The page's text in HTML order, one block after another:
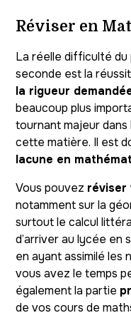
Réviser en
La réelle difficulté du
seconde est la
la rigueur
beaucoup plus
tournant majeur
cette matière. Il est
lacune en
Vous pouvez réviser
notamment sur la
surtout le calcul
d’arriver au lycée
en ayant assimilé les
vous avez le temps
également la partie
de vos cours de